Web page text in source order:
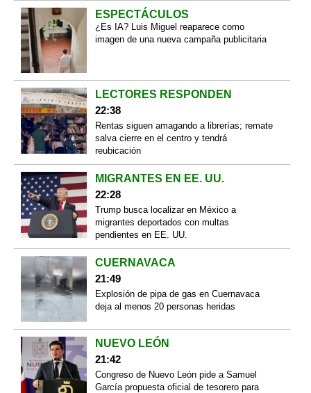
ESPECTÁCULOS
¿Es IA? Luis Miguel reaparece como
imagen de una nueva campaña publicitaria
LECTORES RESPONDEN
22:38
Rentas siguen amagando a librerías; remate
salva cierre en el centro y tendrá
reubicación
MIGRANTES EN EE. UU.
22:28
Trump busca localizar en México a
migrantes deportados con multas
pendientes en EE. UU.
CUERNAVACA
21:49
Explosión de pipa de gas en Cuernavaca
deja al menos 20 personas heridas
NUEVO LEÓN
21:42
Congreso de Nuevo León pide a Samuel
García propuesta oficial de tesorero para